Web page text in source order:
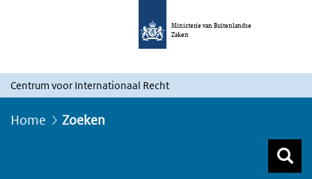
Ministerie van Buitenlandse
Zaken
Centrum voor Internationaal Recht
Home Zoeken